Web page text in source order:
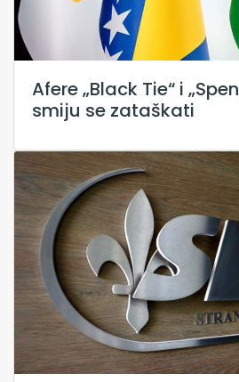
Afere „Black Tie“ i
smiju se zataškati